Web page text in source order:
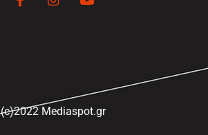
(c)2022 Mediaspot.gr